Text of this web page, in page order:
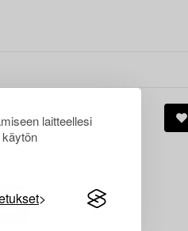
laitteellesi